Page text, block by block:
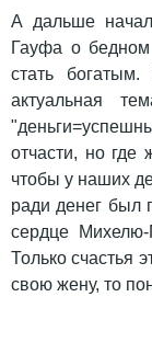
А дальше
Гауфа о
стать
актуальная
отчасти, но
чтобы у наших
ради денег был
сердце
Только счастья
свою жену, то